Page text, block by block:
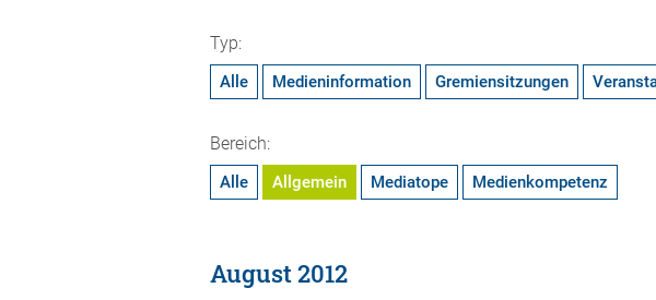
Typ:
Alle Medieninformation Gremiensitzungen
Bereich:
Alle Allgemein Mediatope Medienkompetenz
August 2012